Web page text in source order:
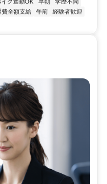
イク通勤OK 早朝
学歴不問
費全額支給 午前
経験者歓迎